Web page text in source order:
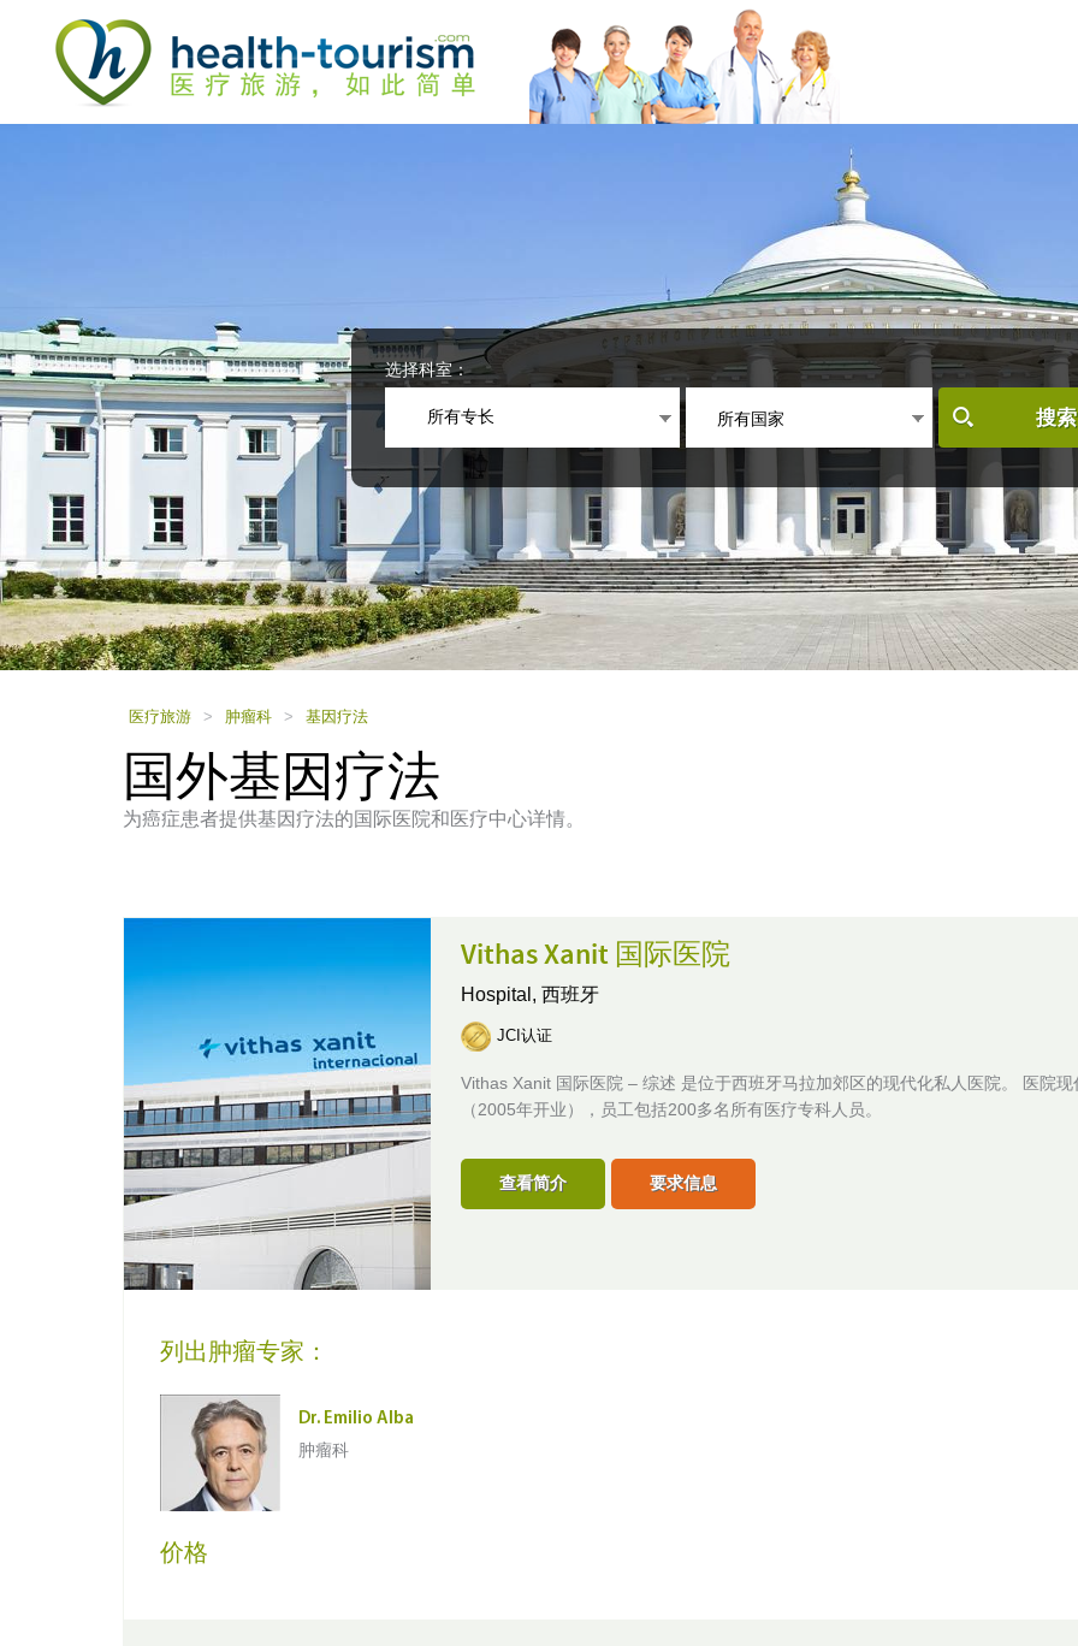
the
website
to
people
with
a
screen
reader;
Press
Control-
选择科室：
所有专长 所有国家 搜
医疗旅游 > 肿瘤科 > 基因疗法
国外基因疗法
为癌症患者提供基因疗法的国际医院和医疗中心详情。
Vithas Xanit 国际医院
Hospital, 西班牙
JCI认证
Vithas Xanit 国际医院 – 综述 是位于西班牙马拉加郊区的现代化私人医院。 医院现
（2005年开业），员工包括200多名所有医疗专科人员。
查看简介 要求信息
列出肿瘤专家：
Dr. Emilio Alba
肿瘤科
价格